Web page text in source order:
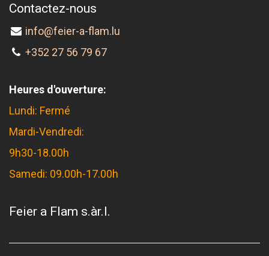
Contactez-nous
info@feier-a-flam.lu
+352 27 56 79 67
Heures d'ouverture:
Lundi: Fermé
Mardi-Vendredi:
9h30-18.00h
Samedi: 09.00h-17.00h
Feier a Flam s.àr.l.